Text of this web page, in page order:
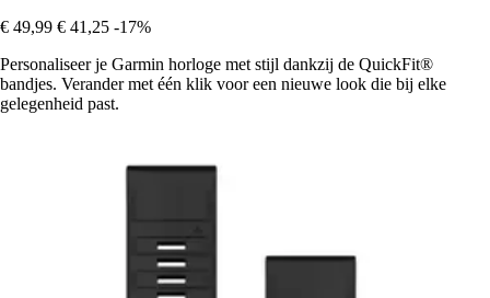
€ 49,99 € 41,25 -17%
Personaliseer je Garmin horloge met stijl dankzij de QuickFit®
bandjes. Verander met één klik voor een nieuwe look die bij elke
gelegenheid past.